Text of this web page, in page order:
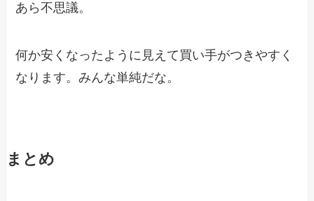
あら不思議。
何か安くなったように見えて買い手がつきやすく
なります。みんな単純だな。
まとめ